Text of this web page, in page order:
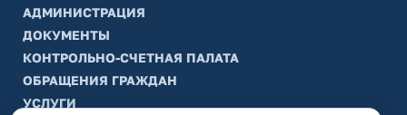
АДМИНИСТРАЦИЯ
ДОКУМЕНТЫ
КОНТРОЛЬНО-СЧЕТНАЯ ПАЛАТА
ОБРАЩЕНИЯ ГРАЖДАН
УСЛУГИ